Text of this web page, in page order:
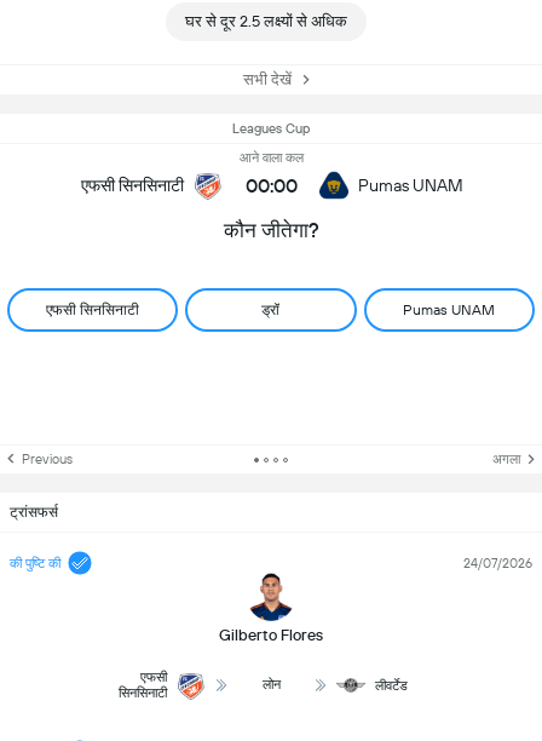
घर से दूर 2.5 लक्ष्यों से अधिक
सभी देखें
Leagues Cup
एफसी सिनसिनाटी
आने वाला कल
00:00 Pumas UNAM
कौन जीतेगा?
एफसी सिनसिनाटी ड्रॉ Pumas UNAM
Previous अगला
ट्रांसफर्स
की पुष्टि की
Gilberto Flores
24/07/2026
एफसी
सिनसिनाटी
लोन लीवर्टेड